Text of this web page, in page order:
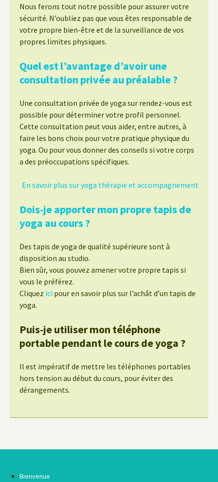
Nous ferons tout notre possible pour assurer votre
sécurité. N’oubliez pas que vous êtes responsable de
votre propre bien-être et de la surveillance de vos
propres limites physiques.
Quel est l’avantage d’avoir une
consultation privée au préalable ?
Une consultation privée de yoga sur rendez-vous est
possible pour déterminer votre profil personnel.
Cette consultation peut vous aider, entre autres, à
faire les bons choix pour votre pratique physique du
yoga. Ou pour vous donner des conseils si votre corps
a des préoccupations spécifiques.
En savoir plus sur yoga thérapie et accompagnement
Dois-je apporter mon propre tapis de
yoga au cours ?
Des tapis de yoga de qualité supérieure sont à
disposition au studio.
Bien sûr, vous pouvez amener votre propre tapis si
vous le préférez.
Cliquez ici pour en savoir plus sur l’achât d’un tapis de
yoga.
Puis-je utiliser mon téléphone
portable pendant le cours de yoga ?
Il est impératif de mettre les téléphones portables
hors tension au début du cours, pour éviter des
dérangements.
Bienvenue